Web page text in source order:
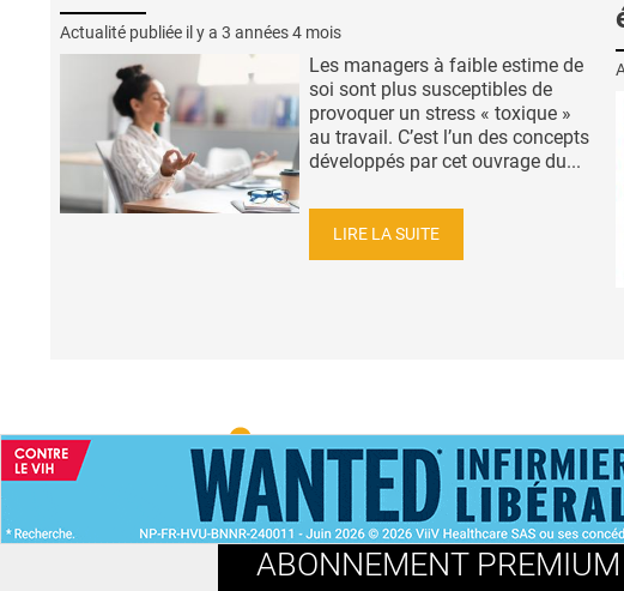
Actualité publiée il y a 3 années 4 mois
Les managers à faible estime de
soi sont plus susceptibles de
provoquer un stress « toxique »
au travail. C’est l’un des concepts
développés par cet ouvrage du...
LIRE LA SUITE
ACCUEIL NEWSLETTER
ABONNEMENT PREMIUM